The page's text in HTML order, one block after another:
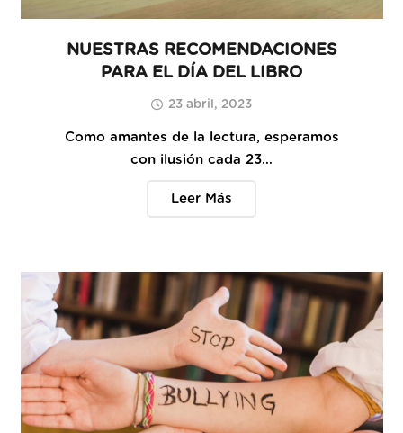
NUESTRAS RECOMENDACIONES
PARA EL DÍA DEL LIBRO
23 abril, 2023
Como amantes de la lectura, esperamos
con ilusión cada 23…
Leer Más